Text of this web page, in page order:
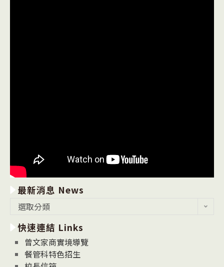
最新消息 News
消
息
News
選取分類
快速連結 Links
曾文家商實境導覽
餐管科特色招生